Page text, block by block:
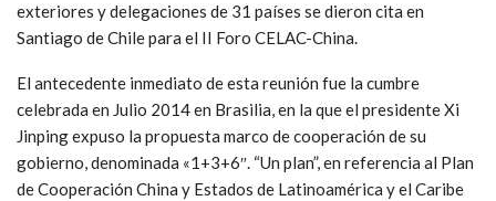
exteriores y delegaciones de 31 países se dieron cita en
Santiago de Chile para el II Foro CELAC-China.
El antecedente inmediato de esta reunión fue la cumbre
celebrada en Julio 2014 en Brasilia, en la que el presidente Xi
Jinping expuso la propuesta marco de cooperación de su
gobierno, denominada «1+3+6″. “Un plan”, en referencia al Plan
de Cooperación China y Estados de Latinoamérica y el Caribe